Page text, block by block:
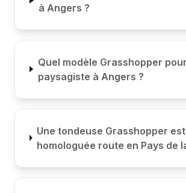
à Angers ?
Quel modèle Grasshopper
paysagiste à Angers ?
Une tondeuse Grasshopper
homologuée route en Pays de